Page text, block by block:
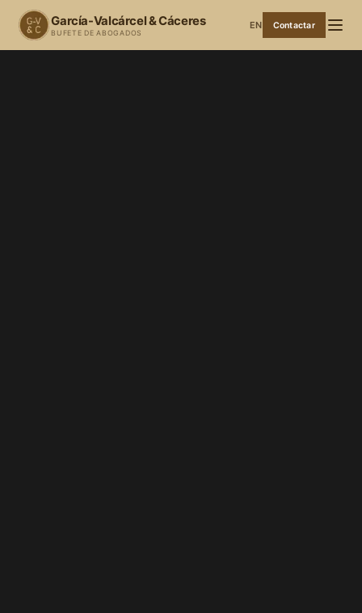
García-Valcárcel & Cáceres
BUFETE DE ABOGADOS
EN Contactar